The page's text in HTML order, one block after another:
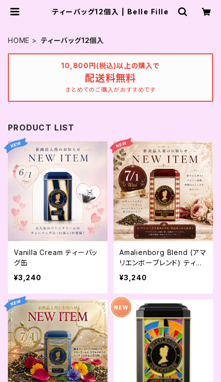
ティーバッグ12個入 | Belle Fille
HOME ティーバッグ12個入
10,800円(税込)以上の購入で
配送料無料
まとめてのご購入がおすすめです
PRODUCT LIST
Vanilla Cream ティーバッ
グ缶
¥3,240
Amalienborg Blend (アマ
リエンボーブレンド) ティー
バッグ缶
¥3,240